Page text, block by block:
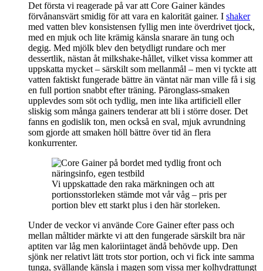
Det första vi reagerade på var att Core Gainer kändes
förvånansvärt smidig för att vara en kalorität gainer. I shaker
med vatten blev konsistensen fyllig men inte överdrivet tjock,
med en mjuk och lite krämig känsla snarare än tung och
degig. Med mjölk blev den betydligt rundare och mer
dessertlik, nästan åt milkshake-hållet, vilket vissa kommer att
uppskatta mycket – särskilt som mellanmål – men vi tyckte att
vatten faktiskt fungerade bättre än väntat när man ville få i sig
en full portion snabbt efter träning. Päronglass-smaken
upplevdes som söt och tydlig, men inte lika artificiell eller
sliskig som många gainers tenderar att bli i större doser. Det
fanns en godislik ton, men också en sval, mjuk avrundning
som gjorde att smaken höll bättre över tid än flera
konkurrenter.
Vi uppskattade den raka märkningen och att
portionsstorleken stämde mot vår våg – pris per
portion blev ett starkt plus i den här storleken.
Under de veckor vi använde Core Gainer efter pass och
mellan måltider märkte vi att den fungerade särskilt bra när
aptiten var låg men kaloriintaget ändå behövde upp. Den
sjönk ner relativt lätt trots stor portion, och vi fick inte samma
tunga, svällande känsla i magen som vissa mer kolhydrattungt